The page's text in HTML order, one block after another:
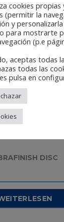
DISC
cookies
(permitir la
y
para mostrarte
(p.e
aceptas todas
todas las
pulsa en